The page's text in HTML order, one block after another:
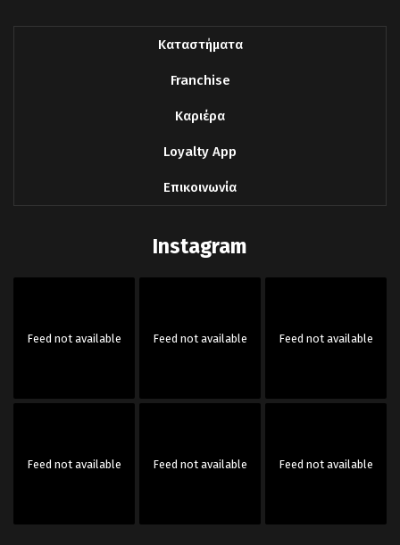
Καταστήματα
Franchise
Καριέρα
Loyalty App
Επικοινωνία
Instagram
Feed not available Feed not available Feed not available
Feed not available Feed not available Feed not available